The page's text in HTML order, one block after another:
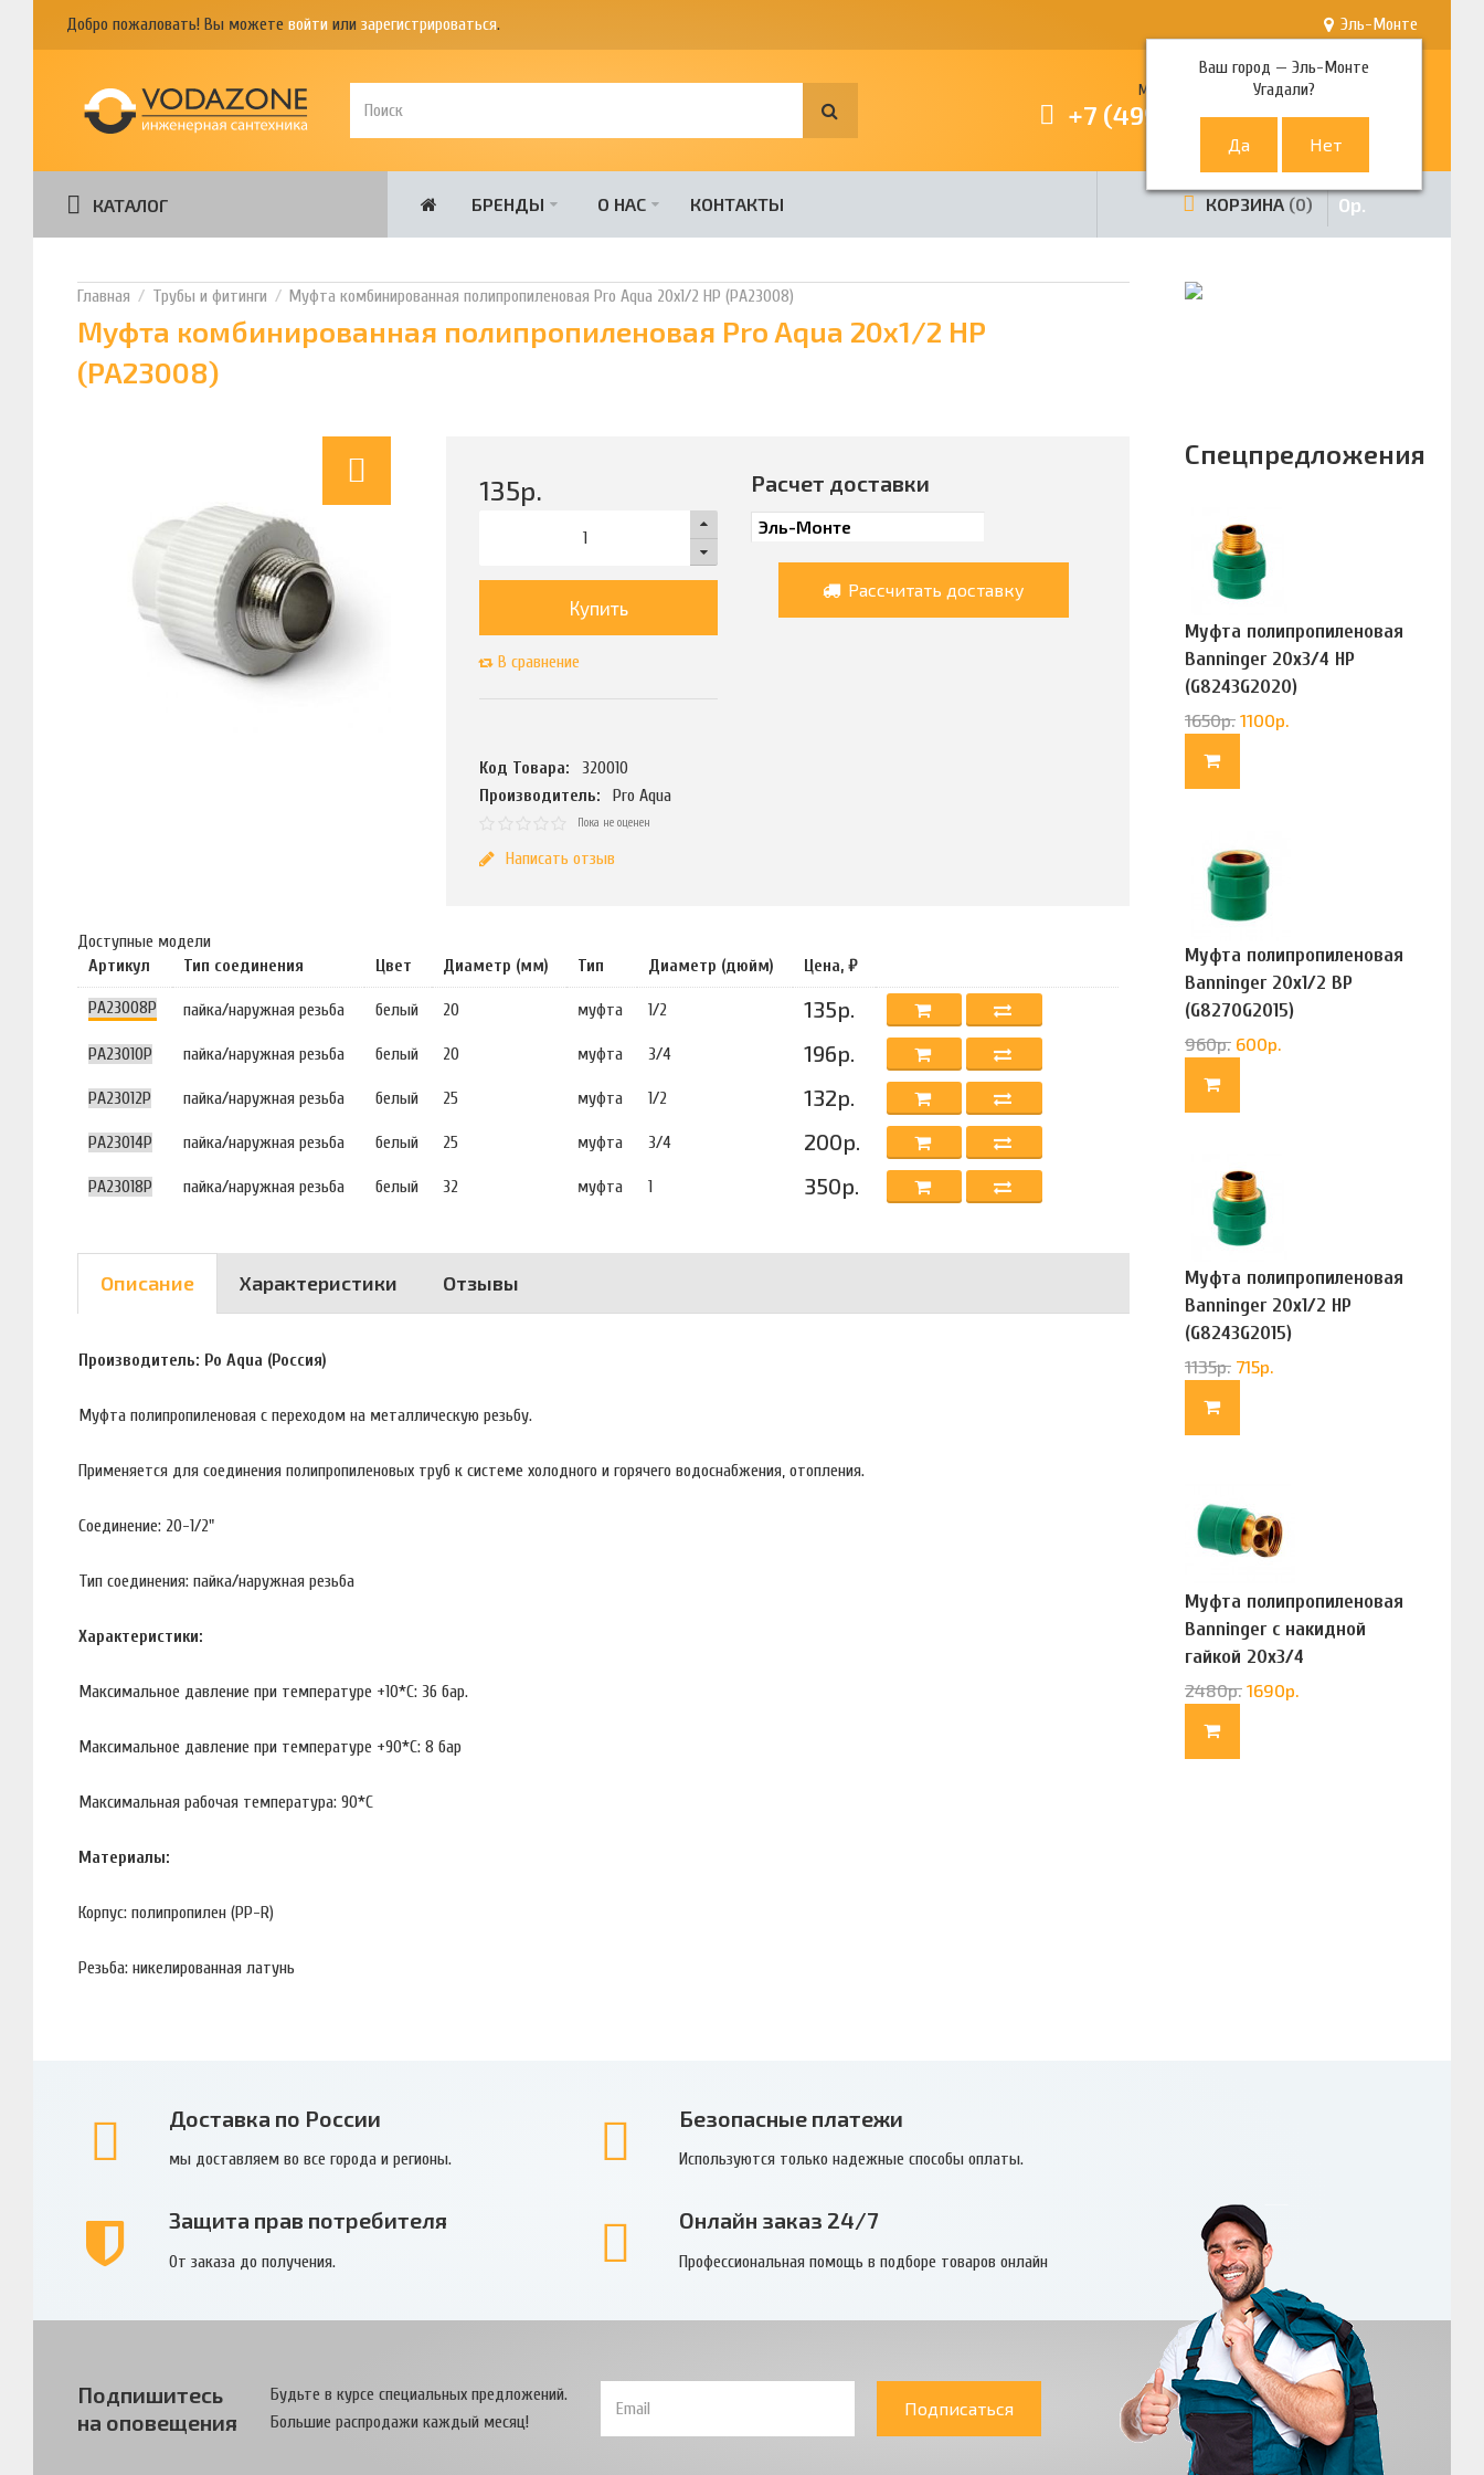
Добро пожаловать! Вы можете войти или зарегистрироваться. Эль-Монте
Ваш город —Эль-Монте
Угадали?
Многоканальный телефон
+7 (499) 380-80-80
КАТАЛОГ БРЕНДЫ О НАС КОНТАКТЫ КОРЗИНА 0 0р.
Трубы и фитинги Муфта комбинированная полипропиленовая Pro Aqua 20х1/2 НР (PA23008)
Муфта комбинированная полипропиленовая Pro Aqua 20х1/2 НР
(PA23008)
135р.
Купить
В сравнение
Код Товара:
320010
Производитель:
Pro Aqua
Пока не оценен
Написать отзыв
Расчет доставки
Рассчитать доставку
Доступные модели
Артикул
Тип соединения Цвет Диаметр (мм) Тип Диаметр (дюйм) Цена, ₽
PA23008P пайка/наружная резьба белый 20 муфта 1/2 135р.
PA23010P пайка/наружная резьба белый 20 муфта 3/4 196р.
PA23012P пайка/наружная резьба белый 25 муфта 1/2 132р.
PA23014P пайка/наружная резьба белый 25 муфта 3/4 200р.
PA23018P пайка/наружная резьба белый 32 муфта 1 350р.
Описание Характеристики Отзывы
Производитель: Po Aqua (Россия)
Муфта полипропиленовая с переходом на металлическую резьбу.
Применяется для соединения полипропиленовых труб к системе холодного и горячего водоснабжения, отопления.
Соединение: 20-1/2"
Тип соединения: пайка/наружная резьба
Характеристики:
Максимальное давление при температуре +10*С: 36 бар.
Максимальное давление при температуре +90*С: 8 бар
Максимальная рабочая температура: 90*С
Материалы:
Корпус: полипропилен (PP-R)
Резьба: никелированная латунь
Спецпредложения
Муфта полипропиленовая
Banninger 20х3/4 НР
(G8243G2020)
1650р. 1100р.
Муфта полипропиленовая
Banninger 20х1/2 ВР
(G8270G2015)
960р. 600р.
Муфта полипропиленовая
Banninger 20х1/2 НР
(G8243G2015)
1135р. 715р.
Муфта полипропиленовая
Banninger с накидной
гайкой 20х3/4
(G83322020)
2480р. 1690р.
Доставка по России
мы доставляем во все города и регионы.
Безопасные платежи
Используются только надежные способы оплаты.
Защита прав потребителя
От заказа до получения.
Онлайн заказ 24/7
Профессиональная помощь в подборе товаров онлайн
Подпишитесь
на оповещения
Будьте в курсе специальных предложений.
Большие распродажи каждый месяц!
Подписаться